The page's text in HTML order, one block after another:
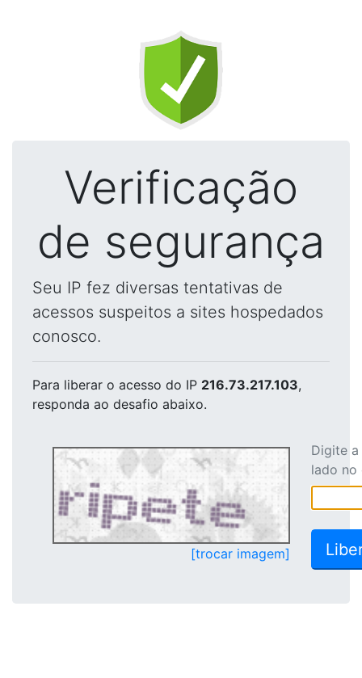
Verificação
de segurança
Seu IP fez diversas tentativas de
acessos suspeitos a sites hospedados
conosco.
Para liberar o acesso do IP 216.73.217.103,
responda ao desafio abaixo.
[trocar imagem]
Digite
lado no